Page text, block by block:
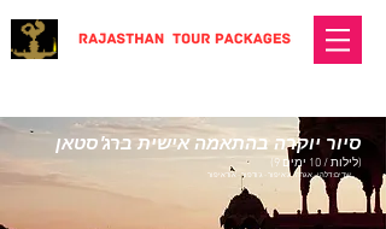
סיור יוקרה בהתאמה אישית ברג'סטאן
יעדים: דלהי - אגרה - ג'איפור - ג'ודפור - אודאיפור.
(9 לילות / 10 ימים)